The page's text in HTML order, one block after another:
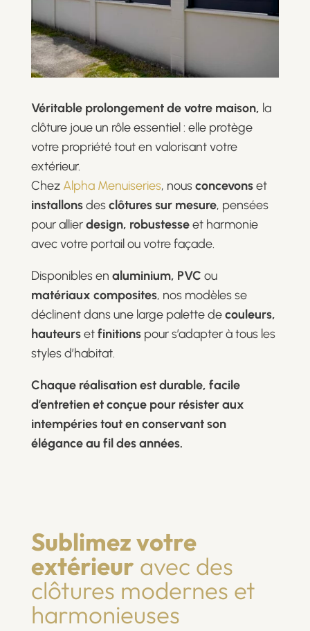
Véritable prolongement de votre maison, la
clôture joue un rôle essentiel : elle protège
votre propriété tout en valorisant votre
extérieur.
Chez Alpha Menuiseries, nousconcevonset
installonsdesclôtures sur mesure, pensées
pour allierdesign, robustesseet harmonie
avec votre portail ou votre façade.
Disponibles en aluminium, PVC ou
matériaux composites, nos modèles se
déclinent dans une large palette decouleurs,
hauteursetfinitionspour s’adapter à tous les
styles d’habitat.
Chaque réalisation est durable, facile
d’entretien et conçue pour résister aux
intempéries tout en conservant son
élégance au fil des années.
Sublimez votre
extérieur avec des
clôtures modernes et
harmonieuses